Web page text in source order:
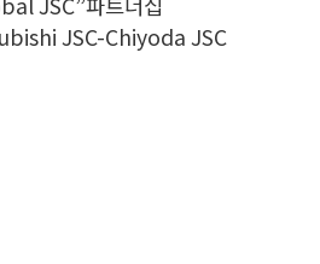
JSC-Chiyoda JSC